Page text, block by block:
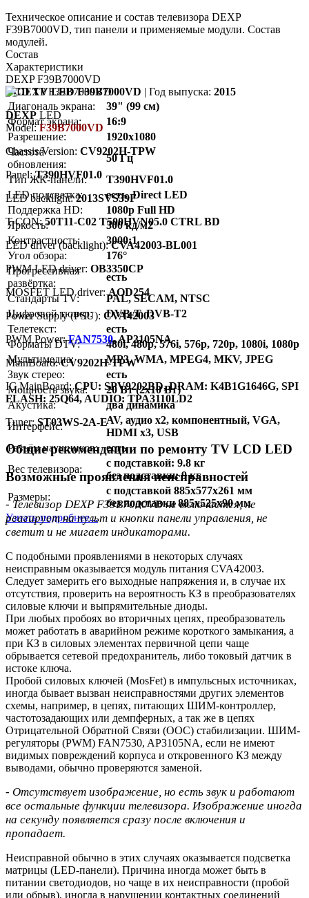
Техническое описание и состав телевизора DEXP
F39B7000VD, тип панели и применяемые модули. Состав
модулей.
Состав
Характеристики
DEXP F39B7000VD
LCD TV LED F39B7000VD | Год выпуска: 2015
Диагональ экрана:
39" (99 см)
Формат экрана:
16:9
Разрешение:
1920x1080
Частота
обновления:
50 Гц
Тип ЖК-панели:
T390HVF01.0
LED подсветка:
есть, Direct LED
Поддержка HD:
1080p Full HD
Яркость:
300 кд/м2
Контрастность:
3000:1
Угол обзора:
176°
Прогрессивная
развёртка:
есть
Стандарты TV:
PAL, SECAM, NTSC
Цифровой тюнер:
DVB-T, DVB-T2
Телетекст:
есть
Форматы DTV:
480i, 480p, 576i, 576p, 720p, 1080i, 1080p
Мультимедиа:
MP3, WMA, MPEG4, MKV, JPEG
Звук стерео:
есть
Мощность звука:
20 Вт (2x10 Вт)
Акустика:
два динамика
Интерфейс:
AV, аудио x2, компонентный, VGA,
HDMI x3, USB
Разъём наушников:
есть
Вес телевизора:
с подставкой: 9.8 кг
без подставки: 9 кг
Размеры:
с подставкой 885x577x261 мм
без подставки 885x525x90 мм
Узнать подробнее...
DEXP LED
Model:F39B7000VD
Chassis/Version: CV9202H-TPW
Panel:T390HVF01.0
LED backlight:2013SVS39F
T-CON:50T11-C02 T500HVN05.0 CTRL BD
LED driver (backlight):CVA42003-BL001
PWM LED driver: OB3350CP
MOSFET LED driver:AOD254
Power Supply (PSU): CVA42003
PWM Power:FAN7530, AP3105NA
MainBoard:CV9202H-TPW
IC MainBoard:CPU: SPV9202BD, DRAM: K4B1G1646G, SPI
FLASH: 25Q64, AUDIO: TPA3110LD2
Тuner:ST03WS-2A-E
Общие рекомендации по ремонту TV LCD LED
Возможные проявления неисправностей
- Телевизор DEXP F39B7000VD не включается, не
реагирует на пульт и кнопки панели управления, не
светит и не мигает индикаторами.
С подобными проявлениями в некоторых случаях
неисправным оказывается модуль питания CVA42003.
Следует замерить его выходные напряжения и, в случае их
отсутствия, проверить на вероятность КЗ в преобразователях
силовые ключи и выпрямительные диоды.
При любых пробоях во вторичных цепях, преобразователь
может работать в аварийном режиме короткого замыкания, а
при КЗ в силовых элементах первичной цепи чаще
обрывается сетевой предохранитель, либо токовый датчик в
истоке ключа.
Пробой силовых ключей (MosFet) в импульсных источниках,
иногда бывает вызван неисправностями других элементов
схемы, например, в цепях, питающих ШИМ-контроллер,
частотозадающих или демпферных, а так же в цепях
Отрицательной Обратной Связи (ООС) стабилизации. ШИМ-
регуляторы (PWM) FAN7530, AP3105NA, если не имеют
видимых повреждений корпуса и откровенного КЗ между
выводами, обычно проверяются заменой.
- Отсутствует изображение, но есть звук и работают
все остальные функции телевизора. Изображение иногда
на секунду появляется сразу после включения и
пропадает.
Неисправной обычно в этих случаях оказывается подсветка
матрицы (LED-панели). Причина иногда может быть в
питании светодиодов, но чаще в их неисправности (пробой
или обрыв), иногда в нарушении контактных соединений